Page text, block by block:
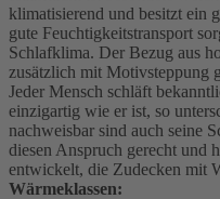
klimatisierend und besitzt ein
gute Feuchtigkeitstransport
Schlafklima. Der Bezug aus
zusätzlich mit Motivsteppung
Jeder Mensch schläft
einzigartig wie er ist, so
nachweisbar sind auch seine
diesen Anspruch gerecht und
entwickelt, die Zudecken mit
Wärmeklassen: